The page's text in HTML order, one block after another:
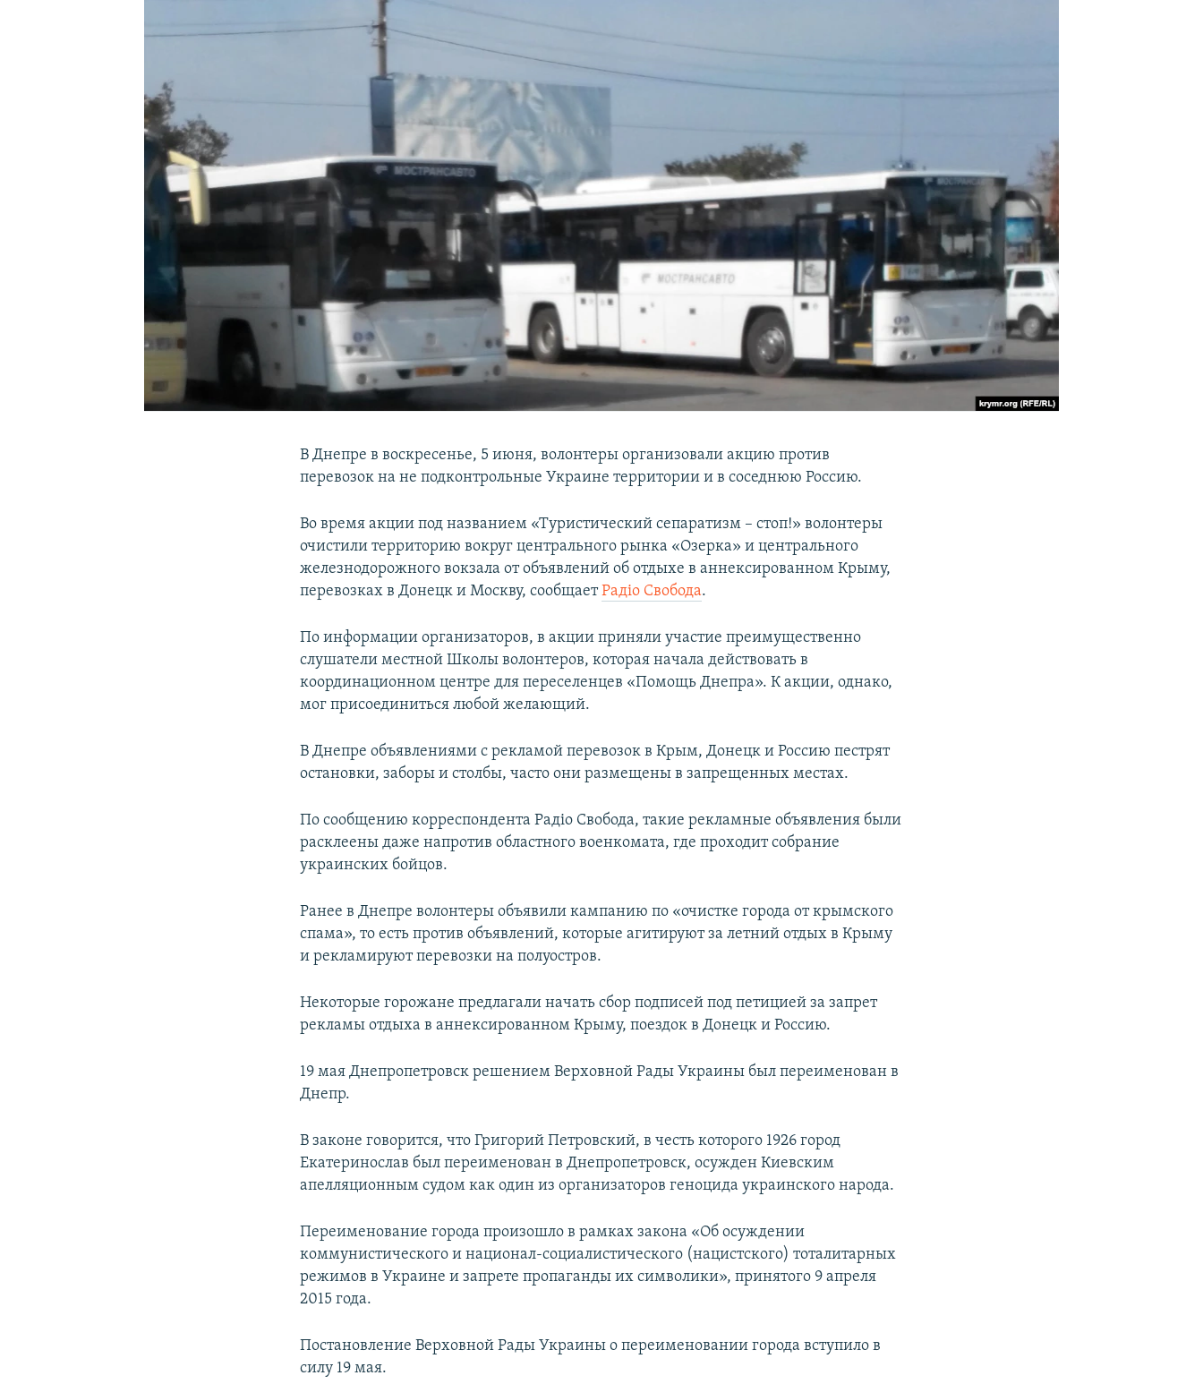
КРЫМ.НЕПОКОРЕННЫЙ
УКРАИНСКАЯ ПРОБЛЕМА КРЫМА
В Днепре в воскресенье, 5 июня, волонтеры организовали акцию против
перевозок на не подконтрольные Украине территории и в соседнюю Россию.
Во время акции под названием «Туристический сепаратизм – стоп!» волонтеры
очистили территорию вокруг центрального рынка «Озерка» и центрального
железнодорожного вокзала от объявлений об отдыхе в аннексированном Крыму,
перевозках в Донецк и Москву, сообщаетРадіо Свобода.
По информации организаторов, в акции приняли участие преимущественно
слушатели местной Школы волонтеров, которая начала действовать в
координационном центре для переселенцев «Помощь Днепра». К акции, однако,
мог присоединиться любой желающий.
В Днепре объявлениями с рекламой перевозок в Крым, Донецк и Россию пестрят
остановки, заборы и столбы, часто они размещены в запрещенных местах.
По сообщению корреспондента Радіо Свобода, такие рекламные объявления были
расклеены даже напротив областного военкомата, где проходит собрание
украинских бойцов.
Ранее в Днепре волонтеры объявили кампанию по «очистке города от крымского
спама», то есть против объявлений, которые агитируют за летний отдых в Крыму
и рекламируют перевозки на полуостров.
Некоторые горожане предлагали начать сбор подписей под петицией за запрет
рекламы отдыха в аннексированном Крыму, поездок в Донецк и Россию.
19 мая Днепропетровск решением Верховной Рады Украины был переименован в
Днепр.
В законе говорится, что Григорий Петровский, в честь которого 1926 город
Екатеринослав был переименован в Днепропетровск, осужден Киевским
апелляционным судом как один из организаторов геноцида украинского народа.
Переименование города произошло в рамках закона «Об осуждении
коммунистического и национал-социалистического (нацистского) тоталитарных
режимов в Украине и запрете пропаганды их символики», принятого 9 апреля
2015 года.
Постановление Верховной Рады Украины о переименовании города вступило в
силу 19 мая.